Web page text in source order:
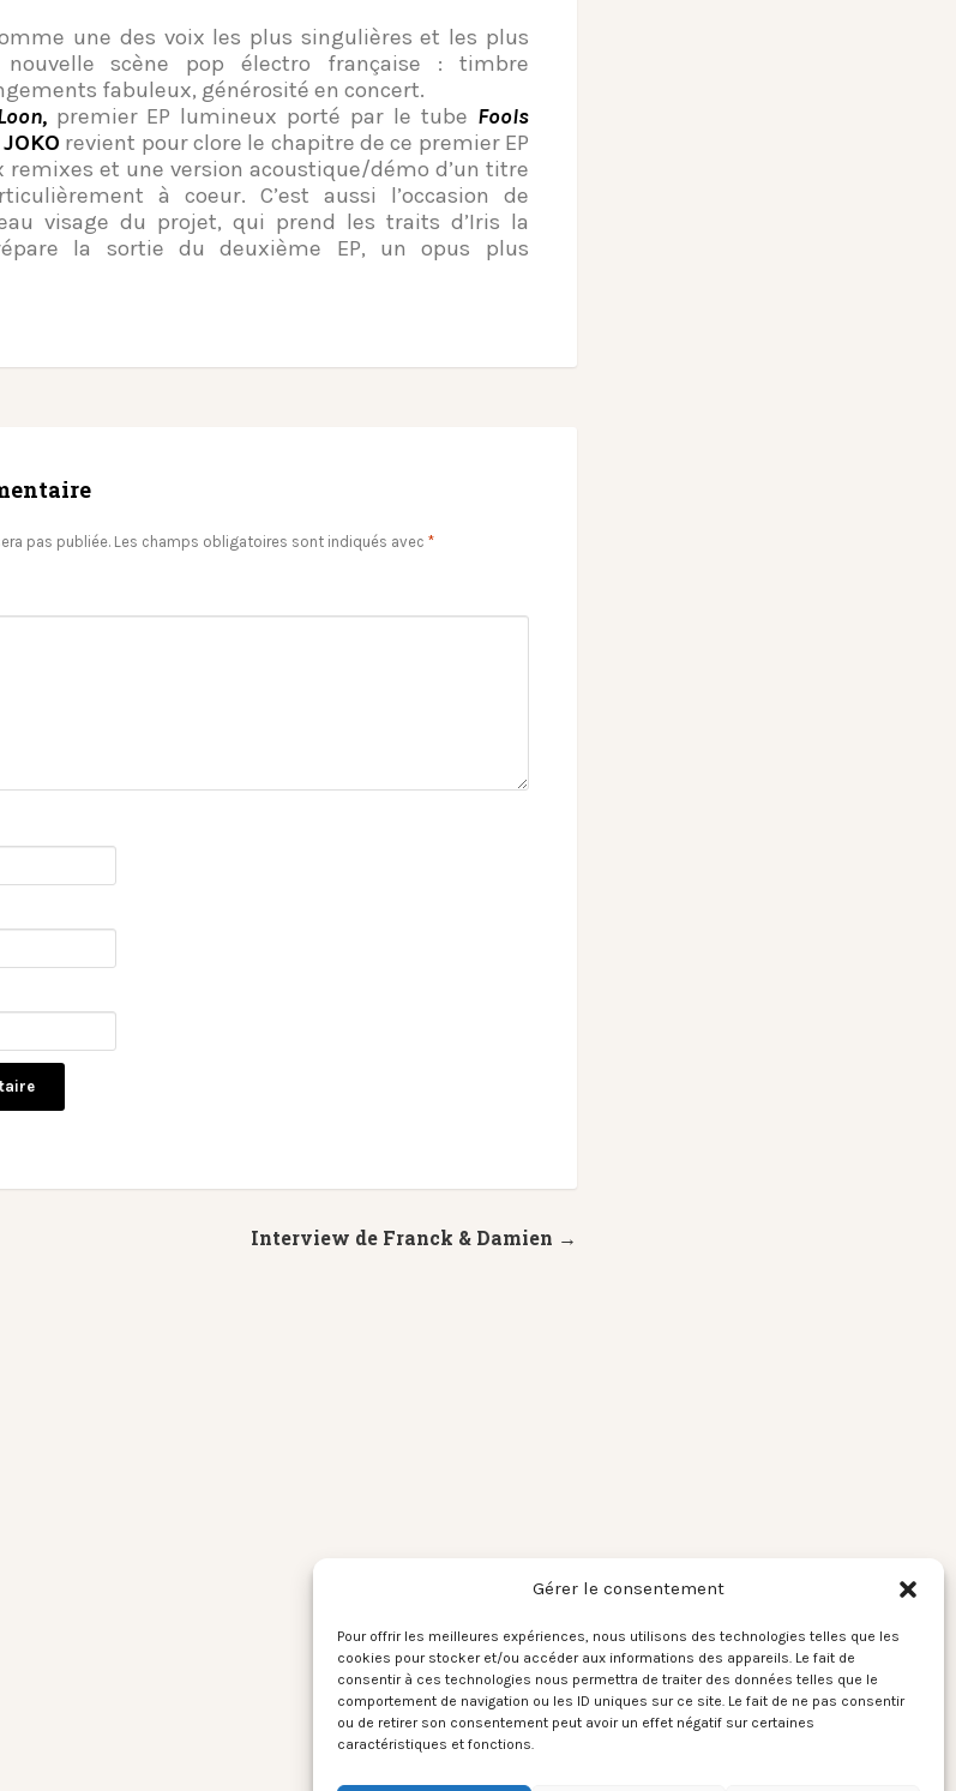
Gérer le consentement
Pour offrir les meilleures expériences, nous utilisons des technologies telles que les
cookies pour stocker et/ou accéder aux informations des appareils. Le fait de
consentir à ces technologies nous permettra de traiter des données telles que le
comportement de navigation ou les ID uniques sur ce site. Le fait de ne pas consentir
ou de retirer son consentement peut avoir un effet négatif sur certaines
caractéristiques et fonctions.
une des voix les plus singulières et les plus
scène pop électro française : timbre
fabuleux, générosité en concert.
premier EP lumineux porté par le tube Fools
JOKO revient pour clore le chapitre de ce premier EP
remixes et une version acoustique/démo d’un titre
à coeur. C’est aussi l’occasion de
visage du projet, qui prend les traits d’Iris la
la sortie du deuxième EP, un opus plus
pas publiée. Les champs obligatoires sont indiqués avec *
Interview de Franck & Damien →